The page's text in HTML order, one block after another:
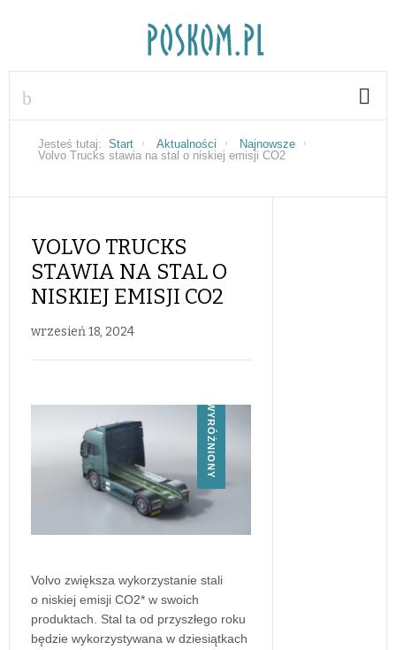
Jesteś tutaj: Start Aktualności
Najnowsze
Volvo Trucks stawia na stal o niskiej emisji CO2
VOLVO TRUCKS
STAWIA NA STAL O
NISKIEJ EMISJI CO2
wrzesień 18, 2024
WYRÓŻNIONY
Volvo zwiększa wykorzystanie stali
o niskiej emisji CO2* w swoich
produktach. Stal ta od przyszłego roku
będzie wykorzystywana w dziesiątkach